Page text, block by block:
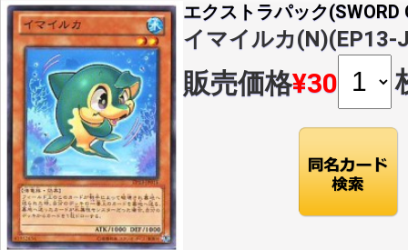
エクストラパック(SWORD
イマイルカ(N)(EP13-
販売価格¥30